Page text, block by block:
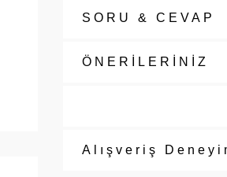
SORU & CEVAP
ÖNERİLERİNİZ
Alışveriş